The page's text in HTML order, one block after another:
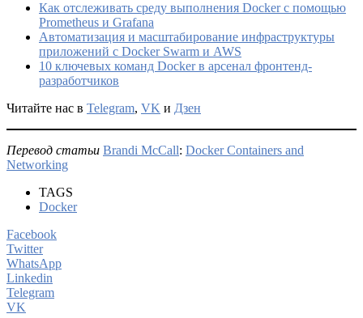
Как отслеживать среду выполнения Docker с помощью
Prometheus и Grafana
Автоматизация и масштабирование инфраструктуры
приложений с Docker Swarm и AWS
10 ключевых команд Docker в арсенал фронтенд-
разработчиков
Читайте нас в Telegram, VK и Дзен
Перевод статьи Brandi McCall: Docker Containers and
Networking
TAGS
Docker
Facebook
Twitter
WhatsApp
Linkedin
Telegram
VK